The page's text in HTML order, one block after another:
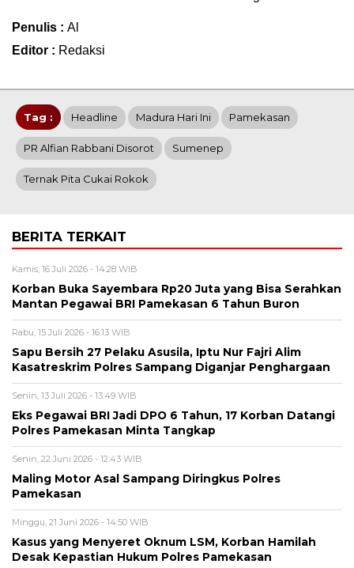
Penulis : Al
Editor : Redaksi
Tag : Headline Madura Hari Ini Pamekasan
PR Alfian Rabbani Disorot Sumenep
Ternak Pita Cukai Rokok
BERITA TERKAIT
Kamis, 16 Juli 2026 - 14:28 WIB
Korban Buka Sayembara Rp20 Juta yang Bisa Serahkan
Mantan Pegawai BRI Pamekasan 6 Tahun Buron
Rabu, 15 Juli 2026 - 16:13 WIB
Sapu Bersih 27 Pelaku Asusila, Iptu Nur Fajri Alim
Kasatreskrim Polres Sampang Diganjar Penghargaan
Senin, 13 Juli 2026 - 13:49 WIB
Eks Pegawai BRI Jadi DPO 6 Tahun, 17 Korban Datangi
Polres Pamekasan Minta Tangkap
Senin, 22 Juni 2026 - 12:43 WIB
Maling Motor Asal Sampang Diringkus Polres
Pamekasan
Minggu, 21 Juni 2026 - 14:50 WIB
Kasus yang Menyeret Oknum LSM, Korban Hamilah
Desak Kepastian Hukum Polres Pamekasan